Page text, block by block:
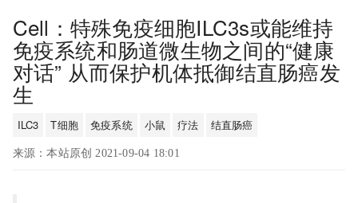
Cell：特殊免疫细胞ILC3s或能维持
免疫系统和肠道微生物之间的“健康
对话” 从而保护机体抵御结直肠癌发
生
ILC3 T细胞 免疫系统 小鼠 疗法 结直肠癌
来源：本站原创 2021-09-04 18:01